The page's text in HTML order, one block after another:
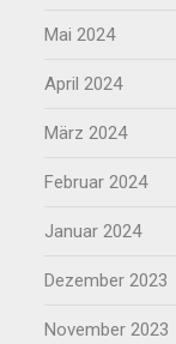
Mai 2024
April 2024
März 2024
Februar 2024
Januar 2024
Dezember 2023
November 2023